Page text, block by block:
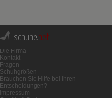
schuhe.net
Die Firma
Kontakt
Fragen
Schuhgrößen
Brauchen Sie Hilfe bei Ihren
Entscheidungen?
Impressum